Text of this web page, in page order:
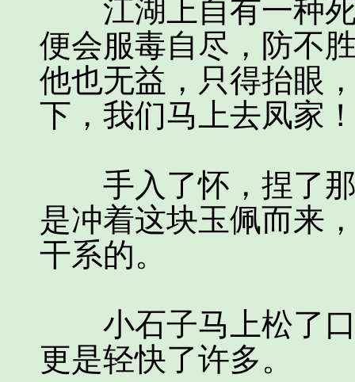
江湖上自有一种死
便会服毒自尽，防不
他也无益，只得抬眼
下，我们马上去凤家
手入了怀，捏了那
是冲着这块玉佩而来
干系的。
小石子马上松了口
更是轻快了许多。